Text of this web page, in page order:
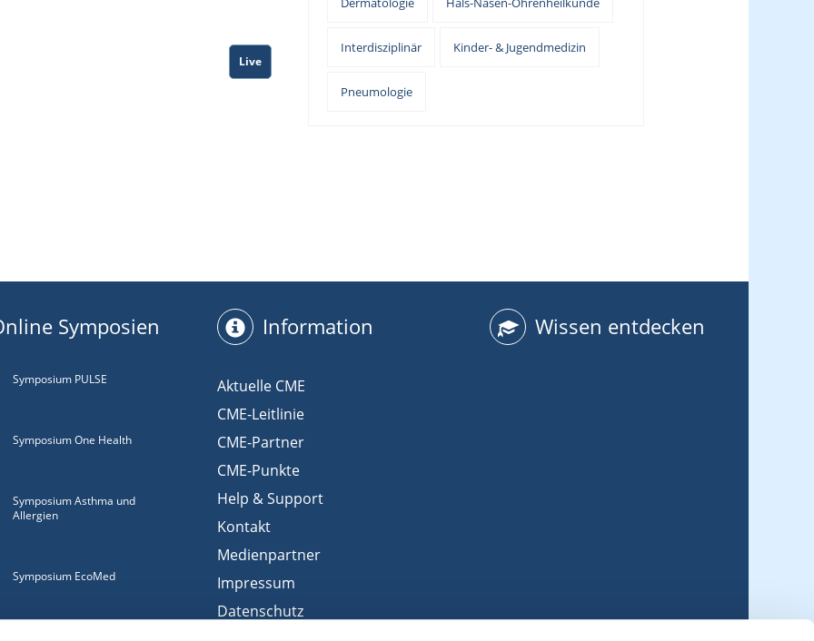
Live
Interdisziplinär Kinder- & Jugendmedizin
Pneumologie
Symposien
Symposium PULSE
Symposium One Health
Symposium Asthma und
Allergien
Symposium EcoMed
Information
Aktuelle CME
CME-Leitlinie
CME-Partner
CME-Punkte
Help & Support
Kontakt
Medienpartner
Impressum
Datenschutz
Wissen entdecken